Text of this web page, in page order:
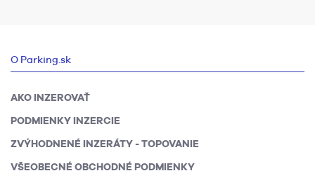
O Parking.sk
AKO INZEROVAŤ
PODMIENKY INZERCIE
ZVÝHODNENÉ INZERÁTY - TOPOVANIE
VŠEOBECNÉ OBCHODNÉ PODMIENKY